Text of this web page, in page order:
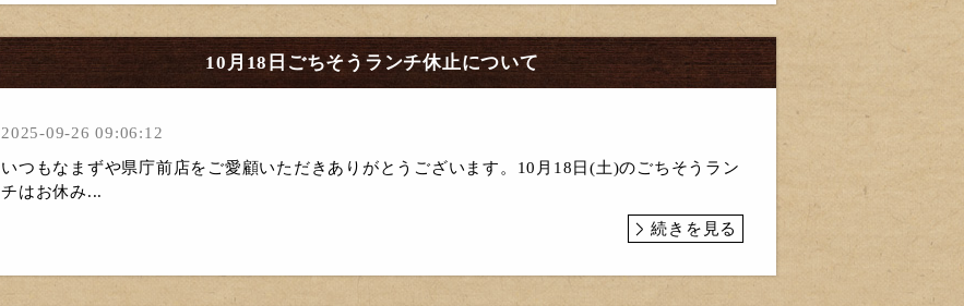
10月18日ごちそうランチ休止について
2025-09-26 09:06:12
いつもなまずや県庁前店をご愛顧いただきありがとうございます。10月18日(土)のごちそうラン
チはお休み...
続きを見る